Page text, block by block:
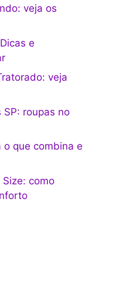
veja os
e
veja
SP: roupas no
o que combina e
Size: como